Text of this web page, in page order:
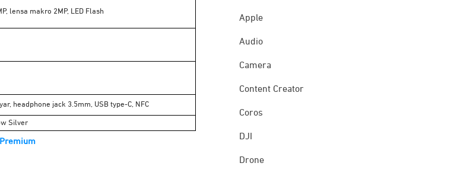
lensa makro 2MP, LED Flash
headphone jack 3.5mm, USB type-C, NFC
Silver
Apple
Audio
Camera
Content Creator
Coros
DJI
Drone